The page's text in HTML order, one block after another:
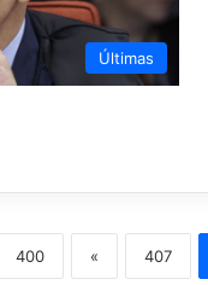
Últimas
400 « 407